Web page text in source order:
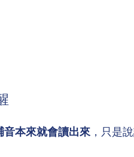
音本來就會讀出來，只是